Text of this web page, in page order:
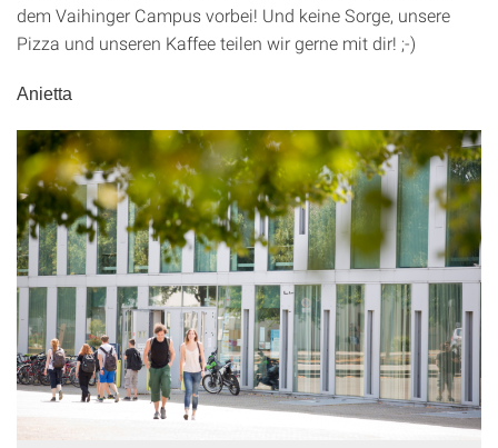
dem Vaihinger Campus vorbei! Und keine Sorge, unsere
Pizza und unseren Kaffee teilen wir gerne mit dir! ;-)
Anietta